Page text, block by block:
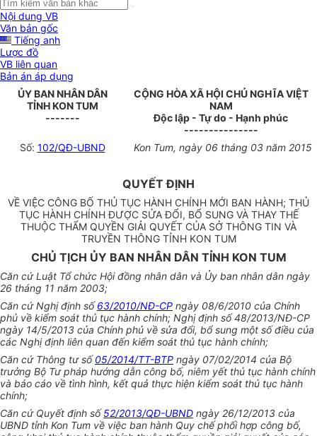
Nội dung VB
Văn bản gốc
Tiếng anh
Lược đồ
VB liên quan
Bản án áp dụng
ỦY BAN NHÂN DÂN
TỈNH KON TUM
-------
CỘNG HÒA XÃ HỘI CHỦ NGHĨA VIỆT
NAM
Độc lập - Tự do - Hạnh phúc
---------------
Số: 102/QĐ-UBND Kon Tum, ngày 06 tháng 03 năm 2015
QUYẾT ĐỊNH
VỀ VIỆC CÔNG BỐ THỦ TỤC HÀNH CHÍNH MỚI BAN HÀNH; THỦ
TỤC HÀNH CHÍNH ĐƯỢC SỬA ĐỔI, BỔ SUNG VÀ THAY THẾ
THUỘC THẨM QUYỀN GIẢI QUYẾT CỦA SỞ THÔNG TIN VÀ
TRUYỀN THÔNG TỈNH KON TUM
CHỦ TỊCH ỦY BAN NHÂN DÂN TỈNH KON TUM
Căn cứ Luật Tổ chức Hội đồng nhân dân và Ủy ban nhân dân ngày
26 tháng 11 năm 2003;
Căn cứ Nghịđịnh số63/2010/NĐ-CP ngày 08/6/2010 của Chính
phủ về kiểm soát thủ tục hành chính; Nghị định số 48/2013/NĐ-CP
ngày 14/5/2013 của Chính phủ về sửa đổi, bổ sung một số điều của
các Nghị định liên quan đến kiểm soát thủ tục hành chính;
Căn cứ Thông tư số05/2014/TT-BTP ngày 07/02/2014 của Bộ
trưởng Bộ Tư pháp hướng dẫn công bố, niêm yết thủ tục hành chính
và báo cáo về tình hình, kết quả thực hiện kiểm soát thủ tục hành
chính;
Căn cứ Quyết định số52/2013/QĐ-UBND ngày 26/12/2013 của
UBND tỉnh Kon Tum về việc ban hành Quy chế phối hợp công bố,